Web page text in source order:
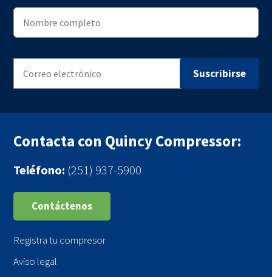
Contacta con Quincy Compressor:
Teléfono: (251) 937-5900
Contáctenos
Registra tu compresor
Aviso legal